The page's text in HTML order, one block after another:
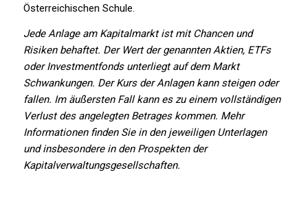
Österreichischen Schule.
Jede Anlage am Kapitalmarkt ist mit Chancen und
Risiken behaftet. Der Wert der genannten Aktien, ETFs
oder Investmentfonds unterliegt auf dem Markt
Schwankungen. Der Kurs der Anlagen kann steigen oder
fallen. Im äußersten Fall kann es zu einem vollständigen
Verlust des angelegten Betrages kommen. Mehr
Informationen finden Sie in den jeweiligen Unterlagen
und insbesondere in den Prospekten der
Kapitalverwaltungsgesellschaften.